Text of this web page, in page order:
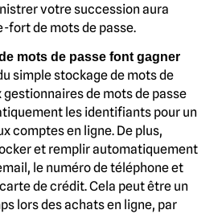
votre succession aura
fort de mots de passe.
mots de passe font gagner
simple stockage de mots de
gestionnaires de mots de passe
les identifiants pour un
comptes en ligne. De plus,
et remplir automatiquement
le numéro de téléphone et
de crédit. Cela peut être un
lors des achats en ligne, par